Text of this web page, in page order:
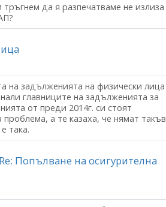
да я разпечатваме не излиза
на задълженията на физически лица
главниците на задълженията за
от преди 2014г. си стоят
а те казаха, че нямат такъв
така.
Re: Попълване на осигурителна